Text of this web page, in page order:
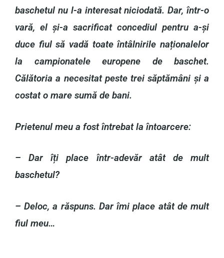
baschetul nu l-a interesat niciodată. Dar, într-o
vară, el și-a sacrificat concediul pentru a-și
duce fiul să vadă toate întâlnirile naționalelor
la campionatele europene de baschet.
Călătoria a necesitat peste trei săptămâni și a
costat o mare sumă de bani.
Prietenul meu a fost întrebat la întoarcere:
– Dar îți place într-adevăr atât de mult
baschetul?
– Deloc, a răspuns. Dar îmi place atât de mult
fiul meu…